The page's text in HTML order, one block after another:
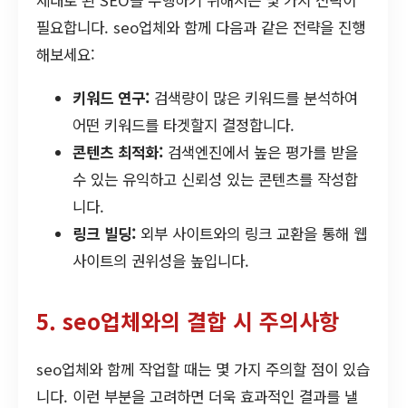
필요합니다. seo업체와 함께 다음과 같은 전략을 진행
해보세요:
키워드 연구: 검색량이 많은 키워드를 분석하여
어떤 키워드를 타겟할지 결정합니다.
콘텐츠 최적화: 검색엔진에서 높은 평가를 받을
수 있는 유익하고 신뢰성 있는 콘텐츠를 작성합
니다.
링크 빌딩: 외부 사이트와의 링크 교환을 통해 웹
사이트의 권위성을 높입니다.
5. seo업체와의 결합 시 주의사항
seo업체와 함께 작업할 때는 몇 가지 주의할 점이 있습
니다. 이런 부분을 고려하면 더욱 효과적인 결과를 낼